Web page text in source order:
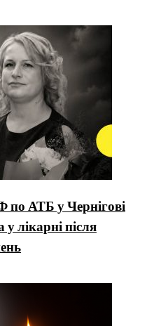
по АТБ у Чернігові
лікарні після